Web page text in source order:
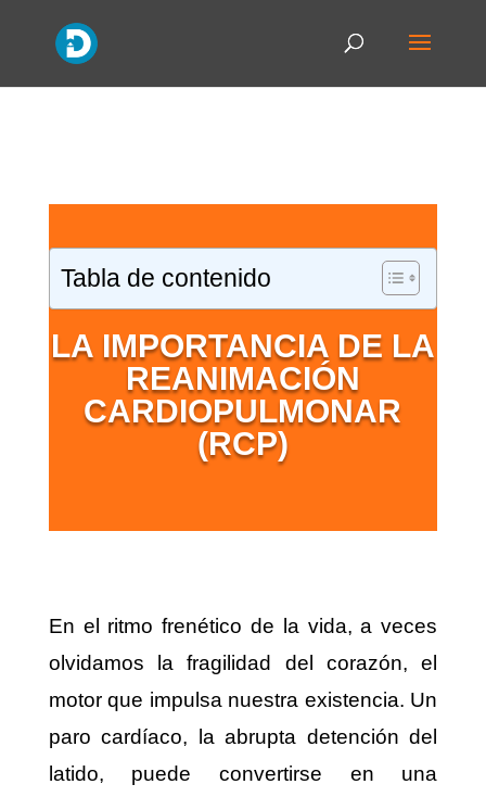
Tabla de contenido
LA IMPORTANCIA DE LA
REANIMACIÓN
CARDIOPULMONAR
(RCP)
En el ritmo frenético de la vida, a veces
olvidamos la fragilidad del corazón, el
motor que impulsa nuestra existencia. Un
paro cardíaco, la abrupta detención del
latido, puede convertirse en una